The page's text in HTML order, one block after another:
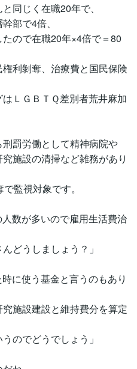
同じく在職20年で、
部で4倍、
ので在職20年×4倍で＝80
利剝奪、治療費と国民保険
ＬＧＢＴＱ差別者荒井麻加
罰労働として精神病院や
施設の清掃など雑務があり
監視対象です。
数が多いので雇用生活費治
どうしましょう？」
に使う基金と言うのもあり
施設建設と維持費分を算定
のでどうでしょう」